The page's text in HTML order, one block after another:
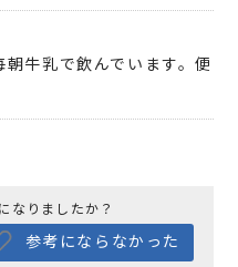
牛乳で飲んでいます。便
なりましたか？
参考にならなかった